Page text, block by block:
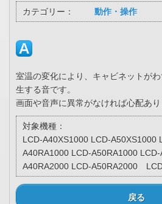
カテゴリー： 動作・操作
室温の変化により、キャビネットが
生する音です。
画面や音声に異常がなければ心配あり
対象機種：
LCD-A40XS1000 LCD-A50XS1000
A40RA1000 LCD-A50RA1000
A40RA2000 LCD-A50RA2000
戻る